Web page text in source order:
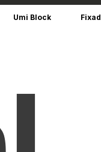
Umi Block